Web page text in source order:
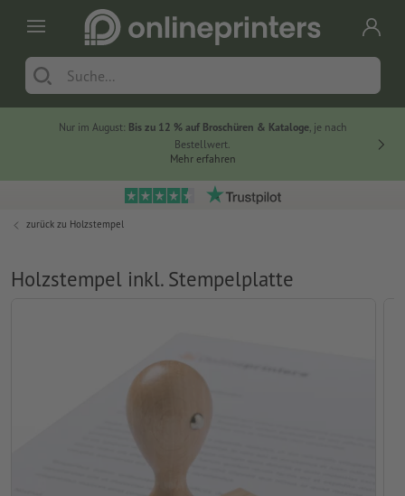
Nur im August: Bis zu 12 % auf Broschüren & Kataloge, je nach
Bestellwert.
Mehr erfahren
zurück zu Holzstempel
Holzstempel inkl. Stempelplatte